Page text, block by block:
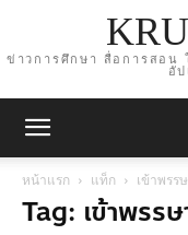
ข่าวการศึกษา สื่อการสอน
อั
หน้าแรก แท็ก เข้าพรร
Tag: เข้าพรรษ